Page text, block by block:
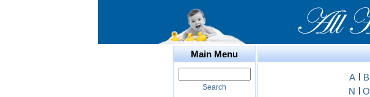
Main Menu
Search
A B
N
O